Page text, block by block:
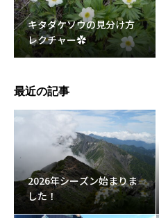
キタダケソウの見分け方
レクチャー✿
最近の記事
2026年シーズン始まりま
した！